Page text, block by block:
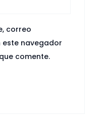
correo
este navegador
comente.